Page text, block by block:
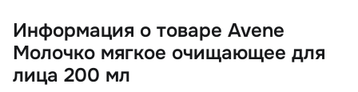
Информация о товаре Avene
Молочко мягкое очищающее для
лица 200 мл